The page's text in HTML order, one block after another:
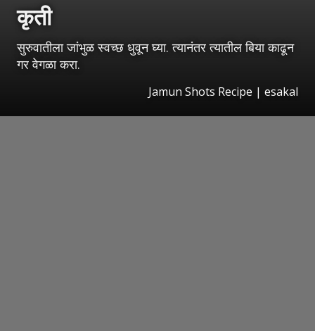
कृती
सुरुवातीला जांभुळ स्वच्छ धुवून घ्या. त्यानंतर त्यातील बिया काढून
गर वेगळा करा.
Jamun Shots Recipe | esakal